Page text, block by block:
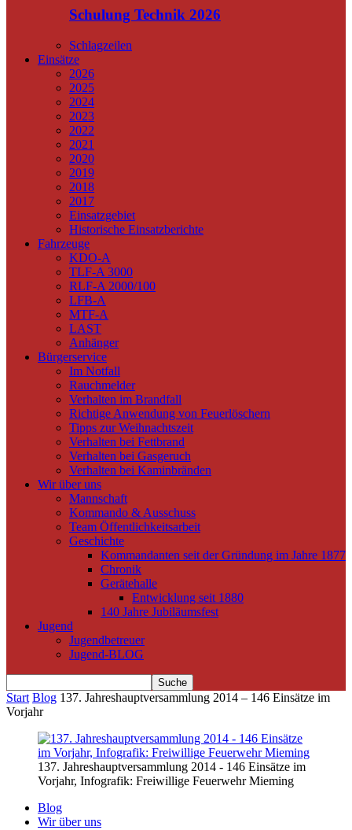
Schulung Technik 2026
Schlagzeilen
Einsätze
2026
2025
2024
2023
2022
2021
2020
2019
2018
2017
Einsatzgebiet
Historische Einsatzberichte
Fahrzeuge
KDO-A
TLF-A 3000
RLF-A 2000/100
LFB-A
MTF-A
LAST
Anhänger
Bürgerservice
Im Notfall
Rauchmelder
Verhalten im Brandfall
Richtige Anwendung von Feuerlöschern
Tipps zur Weihnachtszeit
Verhalten bei Fettbrand
Verhalten bei Gasgeruch
Verhalten bei Kaminbränden
Wir über uns
Mannschaft
Kommando & Ausschuss
Team Öffentlichkeitsarbeit
Geschichte
Kommandanten seit der Gründung im Jahre 1877
Chronik
Gerätehalle
Entwicklung seit 1880
140 Jahre Jubiläumsfest
Jugend
Jugendbetreuer
Jugend-BLOG
Start Blog 137. Jahreshauptversammlung 2014 – 146 Einsätze im
Vorjahr
137. Jahreshauptversammlung 2014 - 146 Einsätze im
Vorjahr, Infografik: Freiwillige Feuerwehr Mieming
Blog
Wir über uns